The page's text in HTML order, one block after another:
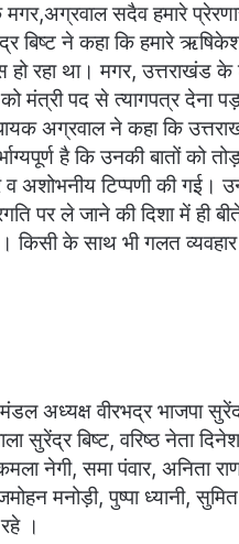
मगर,अग्रवाल सदैव हमारे
बिष्ट ने कहा कि हमारे
रहा था। मगर, उत्तराखंड
मंत्री पद से त्यागपत्र देना
अग्रवाल ने कहा कि
है कि उनकी बातों को
व अशोभनीय टिप्पणी की गई।
पर ले जाने की दिशा में
किसी के साथ भी गलत
अध्यक्ष वीरभद्र भाजपा
सुरेंद्र बिष्ट, वरिष्ठ नेता
नेगी, समा पंवार, अनिता
मनोड़ी, पुष्पा ध्यानी,
।